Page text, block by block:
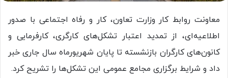
معاونت روابط کار وزارت تعاون، کار و رفاه اجتماعی با صدور
اطلاعیه‌ای، از تمدید اعتبار تشکل‌های کارگری، کارفرمایی و
کانون‌های کارگران بازنشسته تا پایان شهریورماه سال جاری خبر
داد و شرایط برگزاری مجامع عمومی این تشکل‌ها را تشریح کرد.